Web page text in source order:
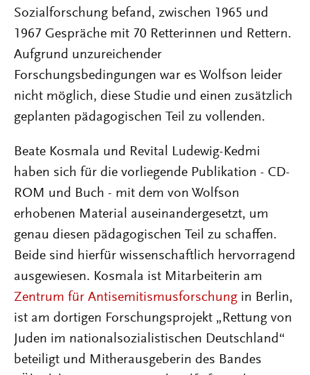
Sozialforschung befand, zwischen 1965 und
1967 Gespräche mit 70 Retterinnen und Rettern.
Aufgrund unzureichender
Forschungsbedingungen war es Wolfson leider
nicht möglich, diese Studie und einen zusätzlich
geplanten pädagogischen Teil zu vollenden.
Beate Kosmala und Revital Ludewig-Kedmi
haben sich für die vorliegende Publikation - CD-
ROM und Buch - mit dem von Wolfson
erhobenen Material auseinandergesetzt, um
genau diesen pädagogischen Teil zu schaffen.
Beide sind hierfür wissenschaftlich hervorragend
ausgewiesen. Kosmala ist Mitarbeiterin am
Zentrum für Antisemitismusforschung in Berlin,
ist am dortigen Forschungsprojekt „Rettung von
Juden im nationalsozialistischen Deutschland“
beteiligt und Mitherausgeberin des Bandes